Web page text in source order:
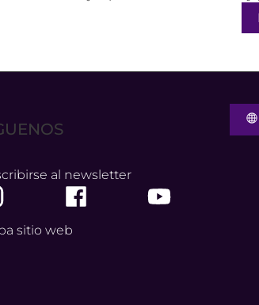
al newsletter
sitio web